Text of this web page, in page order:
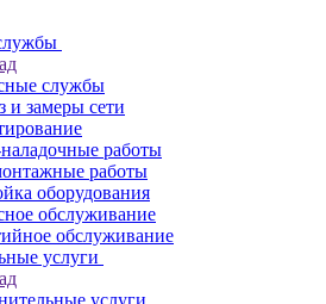
службы
и замеры сети
работы
работы
оборудования
обслуживание
обслуживание
услуги
услуги